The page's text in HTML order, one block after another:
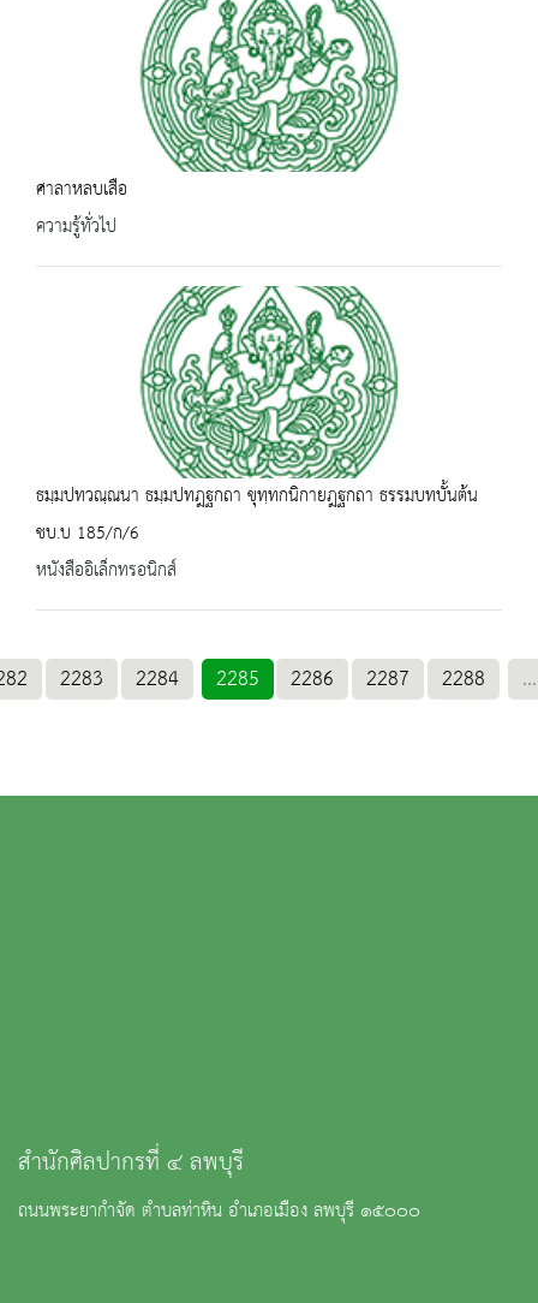
ศาลาหลบเสือ
ความรู้ทั่วไป
ธมฺมปทวณฺณนา ธมฺมปทฎฐกถา ขุทฺทกนิกายฎฐกถา ธรรมบทบั้นต้น
ชบ.บ 185/ก/6
หนังสืออิเล็กทรอนิกส์
2283 2284 2285 2286 2287 2288 ...
สำนักศิลปากรที่ ๔ ลพบุรี
ถนนพระยากำจัด ตำบลท่าหิน อำเภอเมือง ลพบุรี ๑๕๐๐๐